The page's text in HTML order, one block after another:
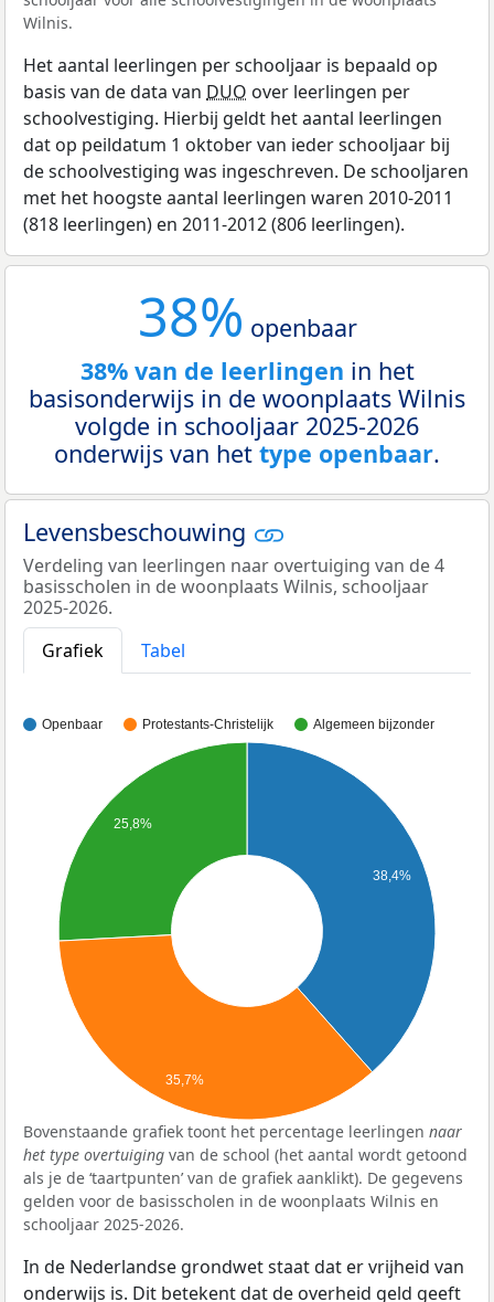
Wilnis.
Het aantal leerlingen per schooljaar is bepaald op
basis van de data van DUO over leerlingen per
schoolvestiging. Hierbij geldt het aantal leerlingen
dat op peildatum 1 oktober van ieder schooljaar bij
de schoolvestiging was ingeschreven. De schooljaren
met het hoogste aantal leerlingen waren 2010-2011
(818 leerlingen) en 2011-2012 (806 leerlingen).
38% openbaar
38% van de leerlingen in het
basisonderwijs in de woonplaats Wilnis
volgde in schooljaar 2025-2026
onderwijs van het type openbaar.
Levensbeschouwing
Verdeling van leerlingen naar overtuiging van de 4
basisscholen in de woonplaats Wilnis, schooljaar
2025-2026.
Grafiek
Tabel
Openbaar Protestants-Christelijk Algemeen bijzonder
38,4%
25,8%
35,7%
Bovenstaande grafiek toont het percentage leerlingen naar
het type overtuiging van de school (het aantal wordt getoond
als je de ‘taartpunten’ van de grafiek aanklikt). De gegevens
gelden voor de basisscholen in de woonplaats Wilnis en
schooljaar 2025-2026.
In de Nederlandse grondwet staat dat er vrijheid van
onderwijs is. Dit betekent dat de overheid geld geeft